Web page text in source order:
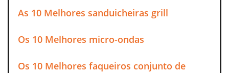
As 10 Melhores sanduicheiras grill
Os 10 Melhores micro-ondas
Os 10 Melhores faqueiros conjunto de